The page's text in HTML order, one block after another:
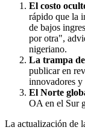
El costo
rápido que la
de bajos
por otra",
nigeriano.
La trampa
publicar en
innovadores y
El Norte
OA en el Sur
La actualización de